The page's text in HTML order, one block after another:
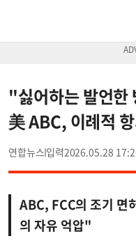
"싫어하는 발언
美 ABC, 이례적
연합뉴스 2026.05.28
ABC, FCC의 조기
의 자유 억압"